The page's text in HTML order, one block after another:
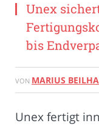
Unex
bis
VON MARIUS
Unex fertigt